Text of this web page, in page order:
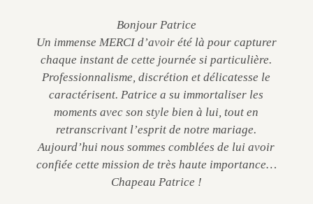
Bonjour Patrice
Un immense MERCI d’avoir été là pour capturer
chaque instant de cette journée si particulière.
Professionnalisme, discrétion et délicatesse le
caractérisent. Patrice a su immortaliser les
moments avec son style bien à lui, tout en
retranscrivant l’esprit de notre mariage.
Aujourd’hui nous sommes comblées de lui avoir
confiée cette mission de très haute importance…
Chapeau Patrice !